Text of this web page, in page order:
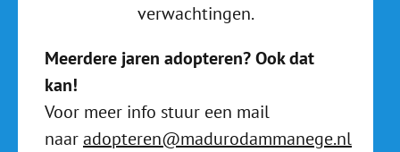
verwachtingen.
Meerdere jaren adopteren? Ook dat
kan!
Voor meer info stuur een mail
naaradopteren@madurodammanege.nl